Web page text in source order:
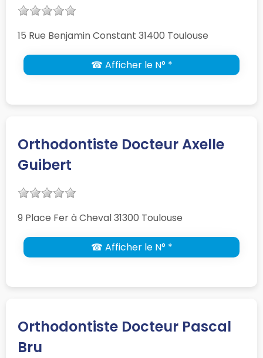
15 Rue Benjamin Constant 31400 Toulouse
☎ Afficher le N° *
Orthodontiste Docteur Axelle
Guibert
9 Place Fer à Cheval 31300 Toulouse
☎ Afficher le N° *
Orthodontiste Docteur Pascal
Bru